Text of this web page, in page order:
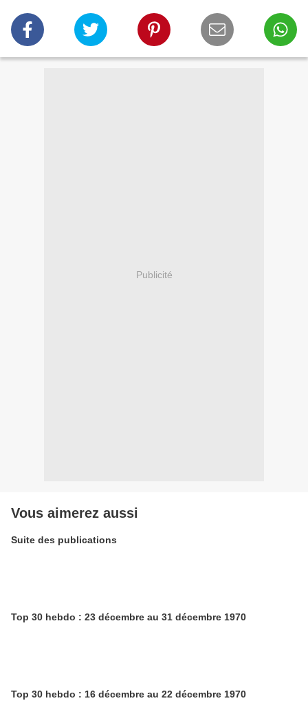
Publicité
Vous aimerez aussi
Suite des publications
Top 30 hebdo : 23 décembre au 31 décembre 1970
Top 30 hebdo : 16 décembre au 22 décembre 1970